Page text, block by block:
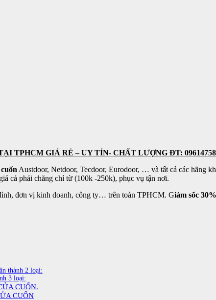
TPHCM GIÁ RẺ – UY TÍN- CHẤT LƯỢNG ĐT:
Austdoor, Netdoor, Tecdoor, Eurodoor, … và tất cả các hãng
cả phải chăng chỉ từ (100k -250k), phục vụ tận nơi.
đơn vị kinh doanh, công ty… trên toàn TPHCM. Giảm sốc
thành 2 loại:
3 loại:
CUỐN.
CUỐN